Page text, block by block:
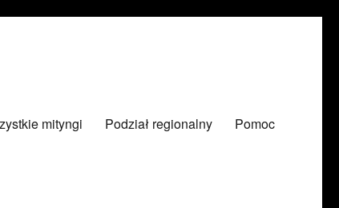
mityngi Podział regionalny Pomoc